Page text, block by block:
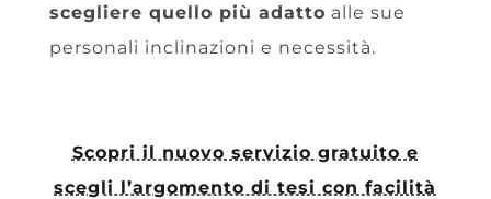
scegliere quello più adatto alle sue
personali inclinazioni e necessità.
Scopri il nuovo servizio gratuito e
scegli l’argomento di tesi con facilità